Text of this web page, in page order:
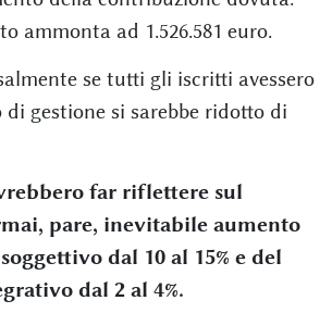
ammonta ad 1.526.581 euro.
se tutti gli iscritti avessero
di gestione si sarebbe ridotto di
far riflettere sul
pare, inevitabile aumento
dal 10 al 15% e del
dal 2 al 4%.